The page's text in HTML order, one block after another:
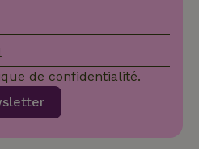
de confidentialité.
www.maisonnature.fr